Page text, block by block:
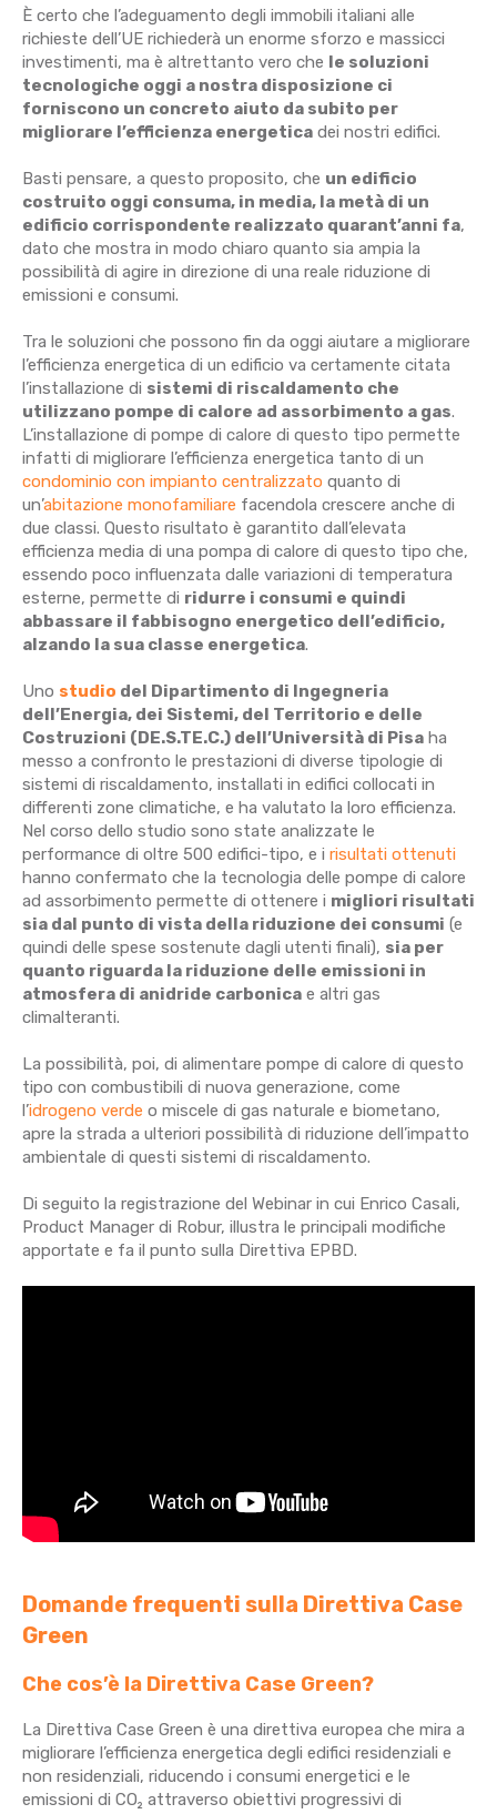
È certo che l’adeguamento degli immobili italiani alle
richieste dell’UE richiederà un enorme sforzo e massicci
investimenti, ma è altrettanto vero che le soluzioni
tecnologiche oggi a nostra disposizione ci
forniscono un concreto aiuto da subito per
migliorare l’efficienza energetica dei nostri edifici.
Basti pensare, a questo proposito, che un edificio
costruito oggi consuma, in media, la metà di un
edificio corrispondente realizzato quarant’anni fa,
dato che mostra in modo chiaro quanto sia ampia la
possibilità di agire in direzione di una reale riduzione di
emissioni e consumi.
Tra le soluzioni che possono fin da oggi aiutare a migliorare
l’efficienza energetica di un edificio va certamente citata
l’installazione di sistemi di riscaldamento che
utilizzano pompe di calore ad assorbimento a gas.
L’installazione di pompe di calore di questo tipo permette
infatti di migliorare l’efficienza energetica tanto di un
condominio con impianto centralizzato quanto di
un’abitazione monofamiliare facendola crescere anche di
due classi. Questo risultato è garantito dall’elevata
efficienza media di una pompa di calore di questo tipo che,
essendo poco influenzata dalle variazioni di temperatura
esterne, permette di ridurre i consumi e quindi
abbassare il fabbisogno energetico dell’edificio,
alzando la sua classe energetica.
Uno studio del Dipartimento di Ingegneria
dell’Energia, dei Sistemi, del Territorio e delle
Costruzioni (DE.S.TE.C.) dell’Università di Pisa ha
messo a confronto le prestazioni di diverse tipologie di
sistemi di riscaldamento, installati in edifici collocati in
differenti zone climatiche, e ha valutato la loro efficienza.
Nel corso dello studio sono state analizzate le
performance di oltre 500 edifici-tipo, e i risultati ottenuti
hanno confermato che la tecnologia delle pompe di calore
ad assorbimento permette di ottenere i migliori risultati
sia dal punto di vista della riduzione dei consumi (e
quindi delle spese sostenute dagli utenti finali), sia per
quanto riguarda la riduzione delle emissioni in
atmosfera di anidride carbonica e altri gas
climalteranti.
La possibilità, poi, di alimentare pompe di calore di questo
tipo con combustibili di nuova generazione, come
l’idrogeno verde o miscele di gas naturale e biometano,
apre la strada a ulteriori possibilità di riduzione dell’impatto
ambientale di questi sistemi di riscaldamento.
Di seguito la registrazione del Webinar in cui Enrico Casali,
Product Manager di Robur, illustra le principali modifiche
apportate e fa il punto sulla Direttiva EPBD.
Domande frequenti sulla Direttiva Case
Green
Che cos’è la Direttiva Case Green?
La Direttiva Case Green è una direttiva europea che mira a
migliorare l’efficienza energetica degli edifici residenziali e
non residenziali, riducendo i consumi energetici e le
emissioni di CO₂ attraverso obiettivi progressivi di